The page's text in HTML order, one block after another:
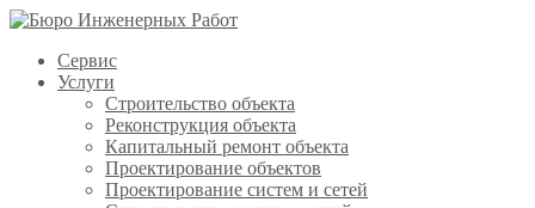
Сервис
Услуги
Строительство объекта
Реконструкция объекта
Капитальный ремонт объекта
Проектирование объектов
Проектирование систем и сетей